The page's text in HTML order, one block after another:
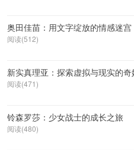
奥田佳苗：用文字绽放的情感迷宫
阅读(512)
新实真理亚：探索虚拟与现实的奇
阅读(471)
铃森罗莎：少女战士的成长之旅
阅读(480)